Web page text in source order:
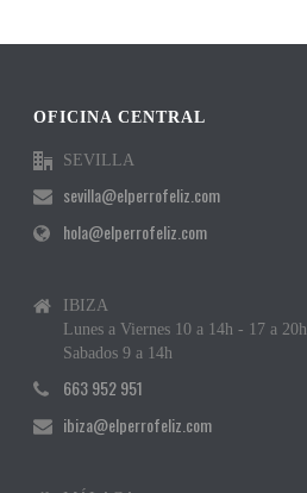
OFICINA CENTRAL
SEVILLA
sevilla@elperrofeliz.com
hola@elperrofeliz.com
IBIZA
Lunes a Viernes 10 a 14h - 17 a 20h
Sabados 9 a 14h
663 952 951
ibiza@elperrofeliz.com